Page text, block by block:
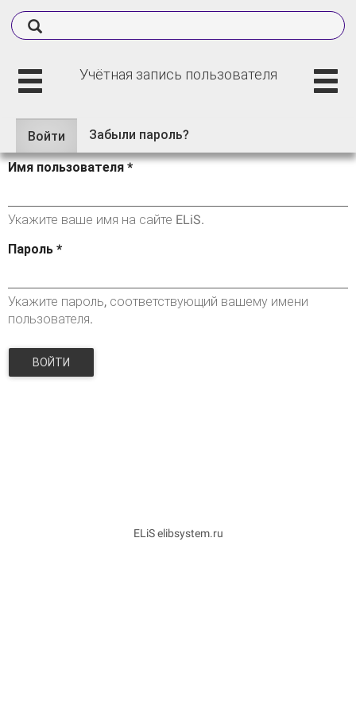
Учётная запись пользователя
Главные вкладки
Войти (активная
вкладка)
Забыли пароль?
Имя пользователя *
Укажите ваше имя на сайте ELiS.
Пароль *
Укажите пароль, соответствующий вашему имени
пользователя.
ВОЙТИ
ELiS elibsystem.ru